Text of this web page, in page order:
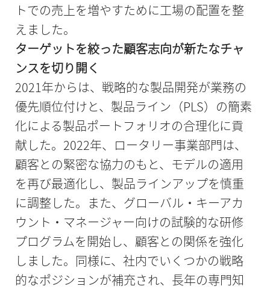
トでの売上を増やすために工場の配置を整
えました。
ターゲットを絞った顧客志向が新たなチャ
ンスを切り開く
2021年からは、戦略的な製品開発が業務の
優先順位付けと、製品ライン（PLS）の簡素
化による製品ポートフォリオの合理化に貢
献した。2022年、ロータリー事業部門は、
顧客との緊密な協力のもと、モデルの適用
を再び最適化し、製品ラインアップを慎重
に調整した。また、グローバル・キーアカ
ウント・マネージャー向けの試験的な研修
プログラムを開始し、顧客との関係を強化
しました。同様に、社内でいくつかの戦略
的なポジションが補充され、長年の専門知